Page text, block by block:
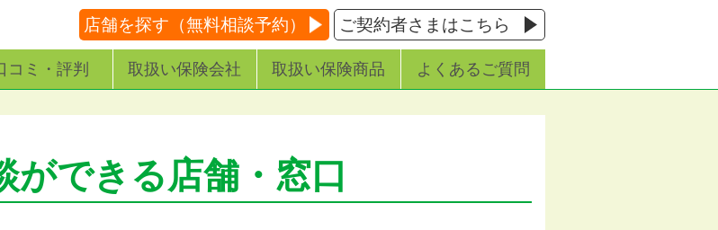
店舗を探す（無料相談予約） ご契約者さまはこちら
コミ・評判 取扱い保険会社 取扱い保険商品 よくあるご質問
ができる店舗・窓口